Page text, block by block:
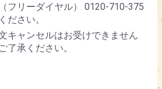
フリーダイヤル） 0120-710-375
ださい。
キャンセルはお受けできません
了承ください。